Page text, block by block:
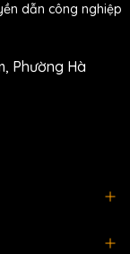
dẫn công nghiệp
Phường Hà